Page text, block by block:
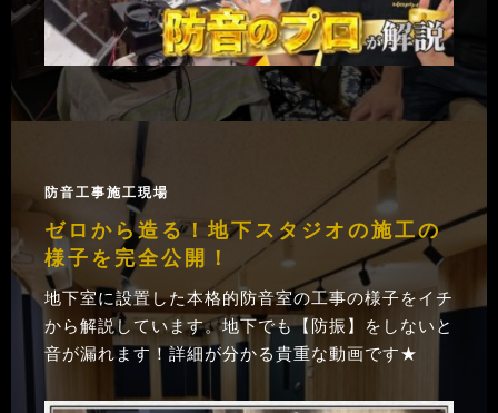
防音工事施工現場
ゼロから造る！地下スタジオの施工の
様子を完全公開！
地下室に設置した本格的防音室の工事の様子をイチ
から解説しています。地下でも【防振】をしないと
音が漏れます！詳細が分かる貴重な動画です★